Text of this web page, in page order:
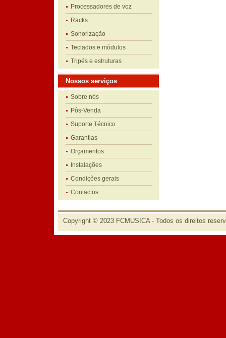
Processadores de voz
Racks
Sonorização
Teclados e módulos
Tripés e estruturas
Nossos serviços
Sobre nós
Pôs-Venda
Suporte Técnico
Garantias
Orçamentos
Instalações
Condições gerais
Contactos
Copyright © 2023 FCMUSICA - Todos os direitos